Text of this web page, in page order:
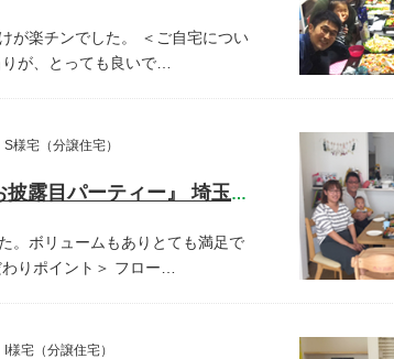
が楽チンでした。
＜ご自宅につい
りが、とっても良いで…
宅（分譲住宅）
開催しました! 『新築お披露目パーティー』 埼玉県三郷市 S様宅
。ボリュームもありとても満足で
りポイント＞ フロー…
宅（分譲住宅）